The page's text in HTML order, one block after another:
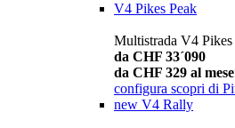
V4 Pikes Peak
Multistrada V4 Pikes
da CHF 33´090
da CHF 329 al
configura scopri di
new V4 Rally